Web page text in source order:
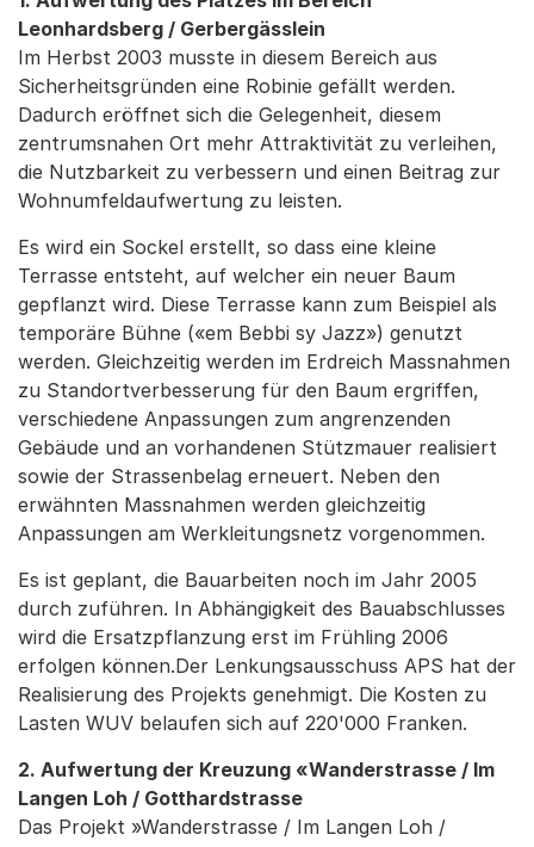
Leonhardsberg / Gerbergässlein
Im Herbst 2003 musste in diesem Bereich aus
Sicherheitsgründen eine Robinie gefällt werden.
Dadurch eröffnet sich die Gelegenheit, diesem
zentrumsnahen Ort mehr Attraktivität zu verleihen,
die Nutzbarkeit zu verbessern und einen Beitrag zur
Wohnumfeldaufwertung zu leisten.
Es wird ein Sockel erstellt, so dass eine kleine
Terrasse entsteht, auf welcher ein neuer Baum
gepflanzt wird. Diese Terrasse kann zum Beispiel als
temporäre Bühne («em Bebbi sy Jazz») genutzt
werden. Gleichzeitig werden im Erdreich Massnahmen
zu Standortverbesserung für den Baum ergriffen,
verschiedene Anpassungen zum angrenzenden
Gebäude und an vorhandenen Stützmauer realisiert
sowie der Strassenbelag erneuert. Neben den
erwähnten Massnahmen werden gleichzeitig
Anpassungen am Werkleitungsnetz vorgenommen.
Es ist geplant, die Bauarbeiten noch im Jahr 2005
durch zuführen. In Abhängigkeit des Bauabschlusses
wird die Ersatzpflanzung erst im Frühling 2006
erfolgen können.Der Lenkungsausschuss APS hat der
Realisierung des Projekts genehmigt. Die Kosten zu
Lasten WUV belaufen sich auf 220'000 Franken.
2. Aufwertung der Kreuzung «Wanderstrasse / Im
Langen Loh / Gotthardstrasse
Das Projekt »Wanderstrasse / Im Langen Loh /